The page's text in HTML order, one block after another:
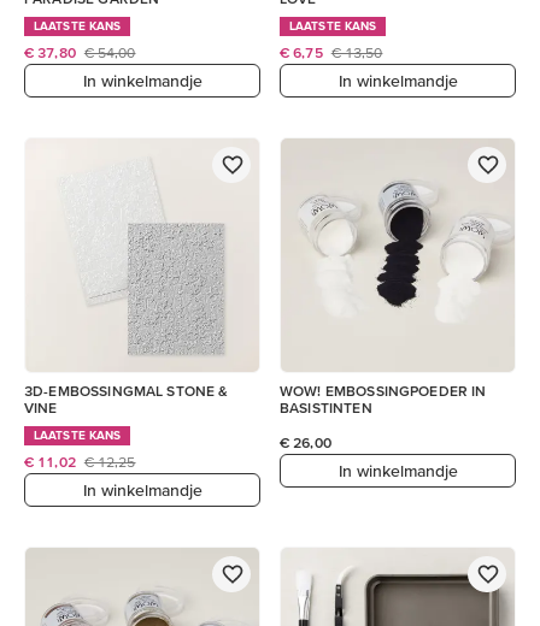
LAATSTE KANS
€ 37,80 € 54,00
In winkelmandje
LAATSTE KANS
€ 6,75 € 13,50
In winkelmandje
3D-EMBOSSINGMAL STONE &
VINE
LAATSTE KANS
€ 11,02 € 12,25
In winkelmandje
WOW! EMBOSSINGPOEDER IN
BASISTINTEN
€ 26,00
In winkelmandje